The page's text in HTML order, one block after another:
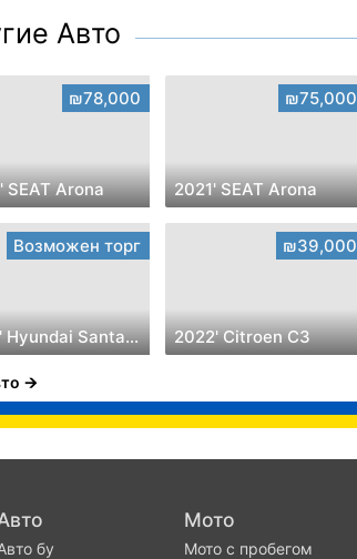
Авто
₪78,000
SEAT Arona
₪75,000
2021' SEAT Arona
Возможен торг
2016' Hyundai Santa Fe
₪39,000
2022' Citroen C3
бу
Мото
Мото с пробегом